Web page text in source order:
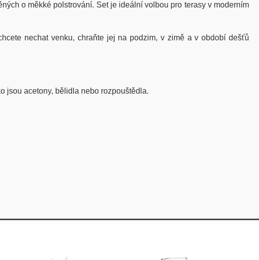
o měkké polstrování. Set je ideální volbou pro terasy v moderním
nechat venku, chraňte jej na podzim, v zimě a v období dešťů
jsou acetony, bělidla nebo rozpouštědla.